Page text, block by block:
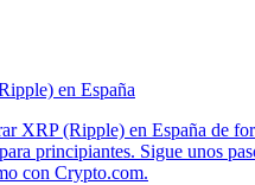
en España
XRP (Ripple) en España de
principiantes. Sigue unos
con Crypto.com.